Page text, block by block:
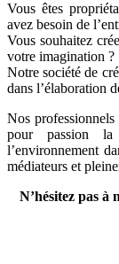
Vous êtes
avez besoin de
Vous souhaitez
votre imagination ?
Notre société de
dans l’élaboration
Nos
pour passion
l’environnement
médiateurs et
N’hésitez pas à